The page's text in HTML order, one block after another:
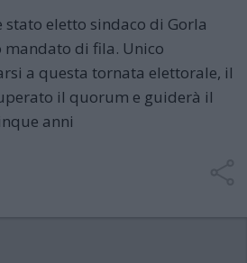
eletto sindaco di Gorla
di fila. Unico
a questa tornata elettorale, il
il quorum e guiderà il
anni